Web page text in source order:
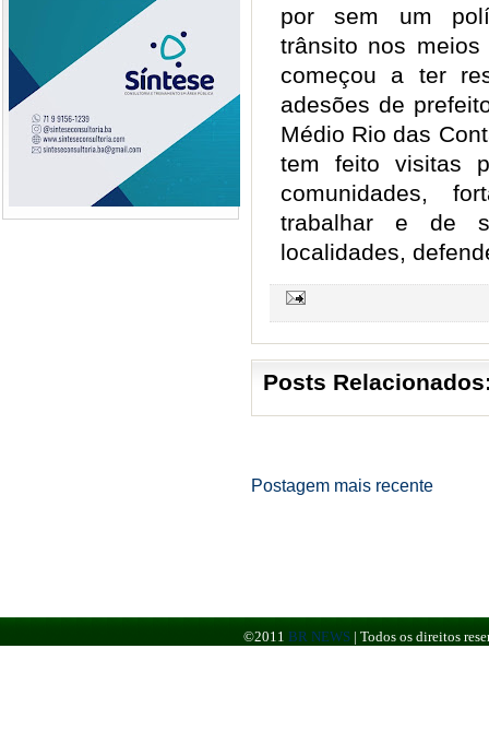
por sem um
trânsito nos
começou a ter
adesões de
Médio Rio das
tem feito visitas
comunidades,
trabalhar e de
localidades,
Posts
Postagem mais recente
©2011 BR NEWS | Todos os direitos